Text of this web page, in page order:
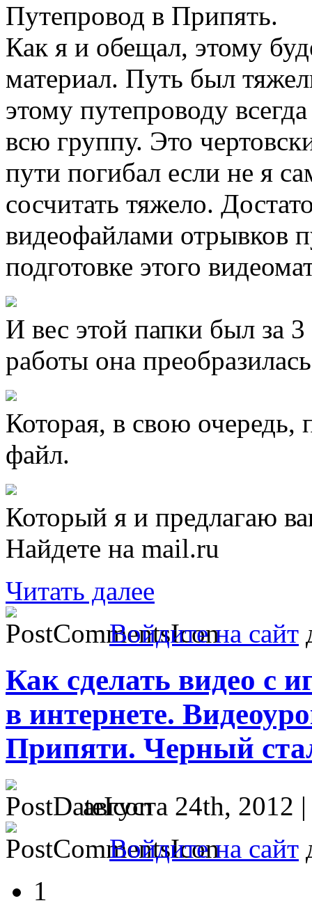
Путепровод в Припять.
Как я и обещал, этому
материал. Путь был
этому путепроводу
всю группу. Это
пути погибал если не я
сосчитать тяжело.
видеофайлами отрывков
подготовке этого
И вес этой папки был за
работы она
Которая, в свою очередь,
файл.
Который я и предлагаю
Найдете на mail.ru
Читать далее
Войдите на сайт
Как сделать видео с
в интернете.
Припяти. Черный
августа 24th, 2012
Войдите на сайт
1